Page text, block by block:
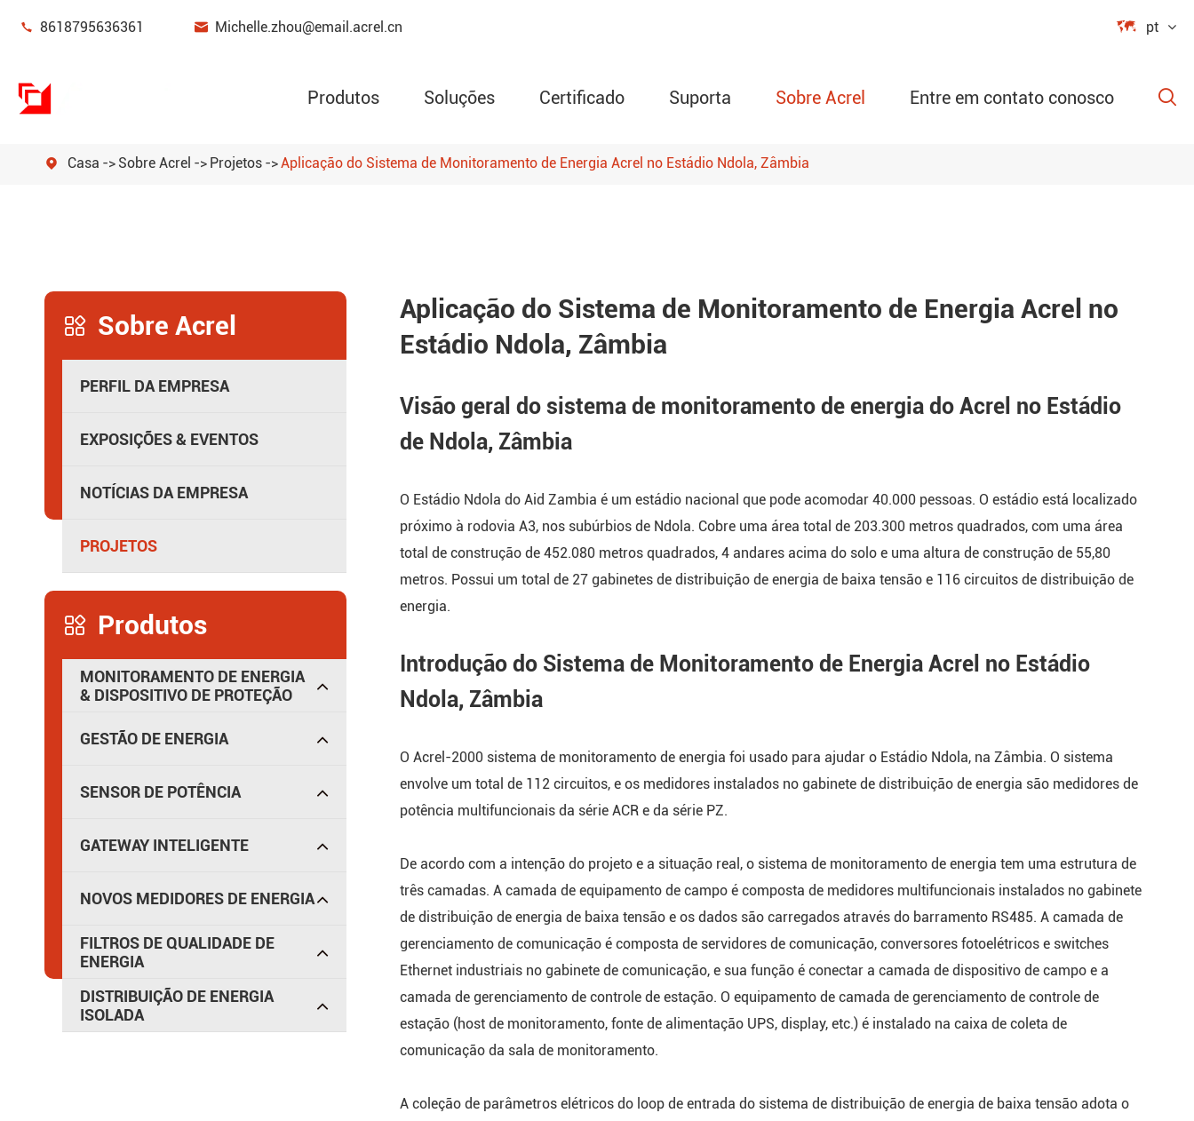
 8618795636361  Michelle.zhou@email.acrel.cn  pt
Produtos
Gateway inteligente
Novos medidores de energia
Filtros de qualidade de energia
Distribuição de energia isolada
Monitor de temperatura sem fio da
série ARTM
umidade da série WHD
inteligente da série ASL
Relé de proteção de média tensão
da série AM
Relé de corrente residual da série
Dados da Série AMC
Soluções Certificado Suporta Sobre Acrel Entre em contato conosco 
 Casa Sobre Acrel Projetos Aplicação do Sistema de Monitoramento de Energia Acrel no Estádio Ndola, Zâmbia
 Sobre Acrel
PERFIL DA EMPRESA
EXPOSIÇÕES & EVENTOS
NOTÍCIAS DA EMPRESA
PROJETOS
 Produtos
MONITORAMENTO DE ENERGIA
& DISPOSITIVO DE PROTEÇÃO
GESTÃO DE ENERGIA
SENSOR DE POTÊNCIA
GATEWAY INTELIGENTE
NOVOS MEDIDORES DE ENERGIA
FILTROS DE QUALIDADE DE
ENERGIA
DISTRIBUIÇÃO DE ENERGIA
ISOLADA
Aplicação do Sistema de Monitoramento de Energia Acrel no
Estádio Ndola, Zâmbia
Visão geral do sistema de monitoramento de energia do Acrel no Estádio
de Ndola, Zâmbia
O Estádio Ndola do Aid Zambia é um estádio nacional que pode acomodar 40.000 pessoas. O estádio está localizado
próximo à rodovia A3, nos subúrbios de Ndola. Cobre uma área total de 203.300 metros quadrados, com uma área
total de construção de 452.080 metros quadrados, 4 andares acima do solo e uma altura de construção de 55,80
metros. Possui um total de 27 gabinetes de distribuição de energia de baixa tensão e 116 circuitos de distribuição de
energia.
Introdução do Sistema de Monitoramento de Energia Acrel no Estádio
Ndola, Zâmbia
O Acrel-2000 sistema de monitoramento de energia foi usado para ajudar o Estádio Ndola, na Zâmbia. O sistema
envolve um total de 112 circuitos, e os medidores instalados no gabinete de distribuição de energia são medidores de
potência multifuncionais da série ACR e da série PZ.
De acordo com a intenção do projeto e a situação real, o sistema de monitoramento de energia tem uma estrutura de
três camadas. A camada de equipamento de campo é composta de medidores multifuncionais instalados no gabinete
de distribuição de energia de baixa tensão e os dados são carregados através do barramento RS485. A camada de
gerenciamento de comunicação é composta de servidores de comunicação, conversores fotoelétricos e switches
Ethernet industriais no gabinete de comunicação, e sua função é conectar a camada de dispositivo de campo e a
camada de gerenciamento de controle de estação. O equipamento de camada de gerenciamento de controle de
estação (host de monitoramento, fonte de alimentação UPS, display, etc.) é instalado na caixa de coleta de
comunicação da sala de monitoramento.
A coleção de parâmetros elétricos do loop de entrada do sistema de distribuição de energia de baixa tensão adota o